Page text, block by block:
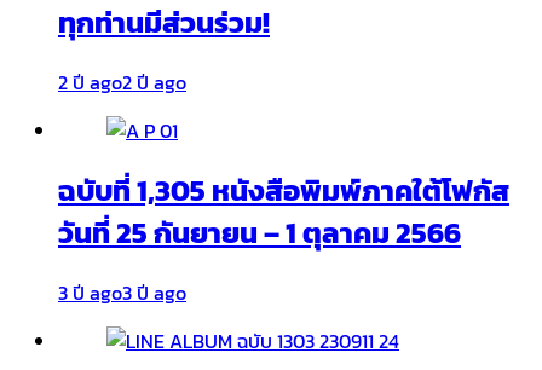
ทุกท่านมีส่วนร่วม!
2 ปี ago2 ปี ago
ฉบับที่ 1,305 หนังสือพิมพ์ภาคใต้โฟกัส
วันที่ 25 กันยายน – 1 ตุลาคม 2566
3 ปี ago3 ปี ago